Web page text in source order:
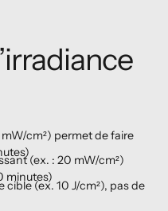
cm²) permet de faire
(ex. : 20 mW/cm²)
minutes)
cible (ex. 10 J/cm²), pas de